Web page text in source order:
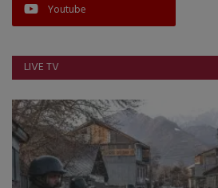
Youtube
LIVE TV